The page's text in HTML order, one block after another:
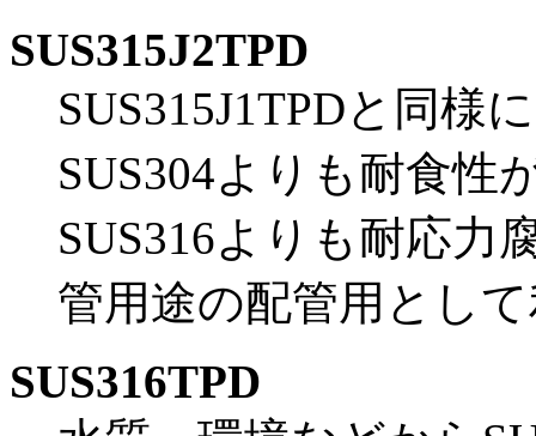
SUS315J2TPD
SUS315J1TPDと同様
SUS304よりも耐食性
SUS316よりも耐応力
管用途の配管用とし
SUS316TPD